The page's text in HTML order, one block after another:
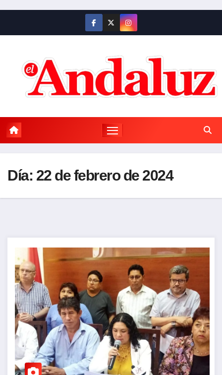
contenido
Día: 22 de febrero de 2024